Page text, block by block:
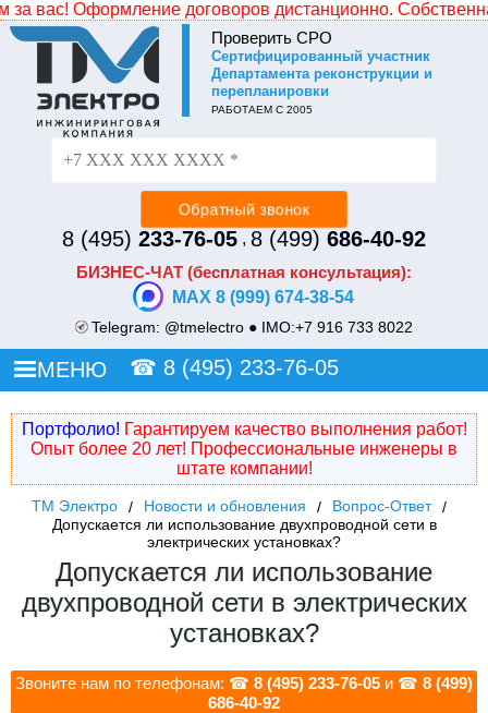
Оформление договоров дистанционно.
Проверить СРО
Cертифицированный участник
Департамента реконструкции и
перепланировки
РАБОТАЕМ С 2005
8 (495) 233-76-05, 8 (499) 686-40-92
БИЗНЕС-ЧАТ (бесплатная консультация):
MAX 8 (999) 674-38-54
Telegram: @tmelectro ● IMO:+7 916 733 8022
☎ 8 (495) 233-76-05
МЕНЮ
Портфолио! Гарантируем качество выполнения работ!
Опыт более 20 лет! Профессиональные инженеры в
штате компании!
ТМ Электро Новости и обновления
Вопрос-Ответ
Допускается ли использование двухпроводной сети в
электрических установках?
Допускается ли использование
двухпроводной сети в электрических
установках?
Звоните нам по телефонам: ☎ 8 (495) 233-76-05 и ☎ 8 (499)
686-40-92
Не уходите без СКИДКИ!
Просто оставьте свой номер и наш менеджер
перезвонит и сделает Вам индивидуальное ценовое